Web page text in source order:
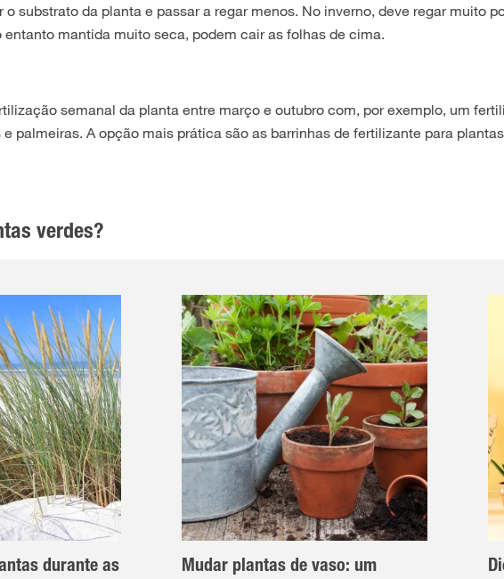
o substrato da planta e passar a regar menos. No inverno, deve regar muito
mantida muito seca, podem cair as folhas de cima.
semanal da planta entre março e outubro com, por exemplo, um
e palmeiras. A opção mais prática são as barrinhas de fertilizante para
verdes?
durante as
Mudar plantas de vaso: um